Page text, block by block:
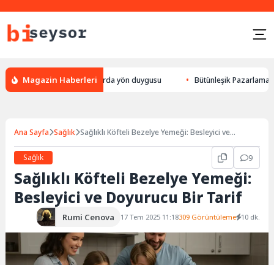
Magazin Haberleri
bulması, hayvanlarda yön duygusu Bütünleşik Pazarlama:
Ana Sayfa Sağlık Sağlıklı Köfteli Bezelye Yemeği: Besleyici ve
Sağlık
9
Sağlıklı Köfteli Bezelye Yemeği:
Besleyici ve Doyurucu Bir Tarif
Rumi Cenova 17 Tem 2025 11:18309 Görüntüleme 10 dk.